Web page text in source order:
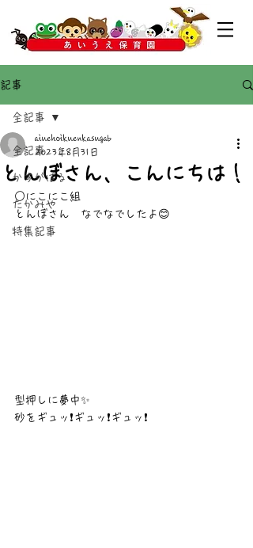
記事
全記事
かすがばる
たかみや
特集記事
全記事
とんぼさん、こんにちは！
aiuehoikuenkasugab
2023年8月31日
○にこにこ組
とんぼさん　なでなでしたよ😊
型押しに夢中✨
砂をギュッ❗ギュッ❗ギュッ❗